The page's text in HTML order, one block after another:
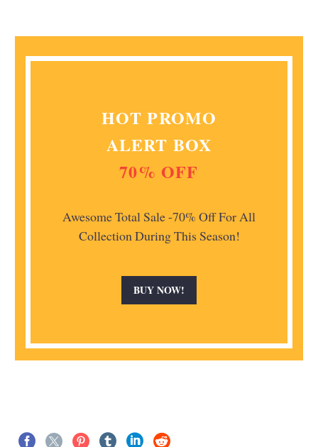
HOT PROMO
ALERT BOX
70% OFF
Awesome Total Sale -70% Off For All
Collection During This Season!
BUY NOW!